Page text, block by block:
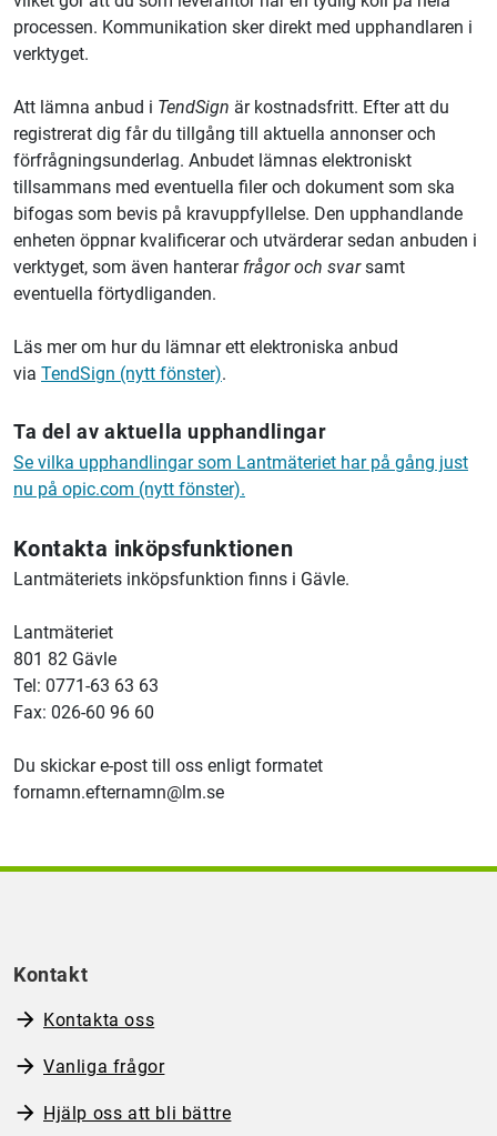
processen. Kommunikation sker direkt med upphandlaren i
verktyget.
Att lämna anbud i TendSign är kostnadsfritt. Efter att du
registrerat dig får du tillgång till aktuella annonser och
förfrågningsunderlag. Anbudet lämnas elektroniskt
tillsammans med eventuella filer och dokument som ska
bifogas som bevis på kravuppfyllelse. Den upphandlande
enheten öppnar kvalificerar och utvärderar sedan anbuden i
verktyget, som även hanterar frågor och svar samt
eventuella förtydliganden.
Läs mer om hur du lämnar ett elektroniska anbud
via TendSign (nytt fönster).
Ta del av aktuella upphandlingar
Se vilka upphandlingar som Lantmäteriet har på gång just
nu på opic.com (nytt fönster).
Kontakta inköpsfunktionen
Lantmäteriets inköpsfunktion finns i Gävle.
Lantmäteriet
801 82 Gävle
Tel: 0771-63 63 63
Fax: 026-60 96 60
Du skickar e-post till oss enligt formatet
fornamn.efternamn@lm.se
Kontakt
Kontakta oss
Vanliga frågor
Hjälp oss att bli bättre